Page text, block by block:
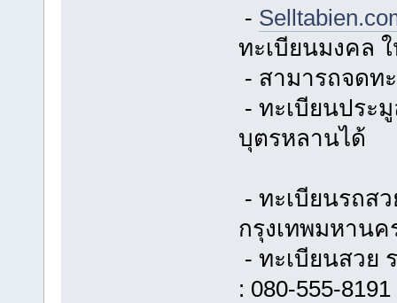
-
ทะเบียนมงคล
- สามารถจดท
- ทะเบียนประ
บุตรหลานได้
- ทะเบียนรถส
กรุงเทพมหาน
- ทะเบียนสวย
: 080-555-8191